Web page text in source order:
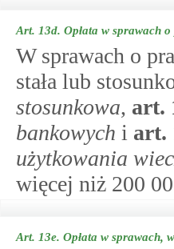
Art. 13d. Opłata w sprawach
W sprawach o
stała lub
stosunkowa, art.
bankowych i art.
użytkowania
więcej niż 200
Art. 13e. Opłata w sprawach,